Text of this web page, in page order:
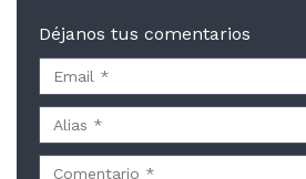
Déjanos tus comentarios